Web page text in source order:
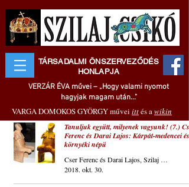
TÁRSADALMI ÖNSZERVEZŐDÉS
HONLAPJA
VERZÁR ÉVA művei – „Hogy valami nyomot
hagyjak magam után..."
VARGA DOMOKOS GYÖRGY művei ittés awikin
Tanuljuk együtt, milyenek vagyunk! (7.)
Ferenc és Darai Lajos: Kárpát-medencei és
környéki népü
Cser Ferenc és Darai Lajos, Szilaj Csikó
2018. okt. 30.